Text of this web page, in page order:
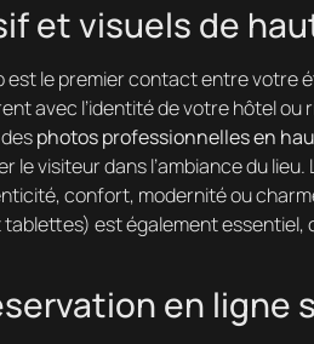
et visuels de
est le premier contact entre votre
avec l’identité de votre hôtel
photos professionnelles en
le visiteur dans l’ambiance du
confort, modernité ou
est également essentiel,
en ligne